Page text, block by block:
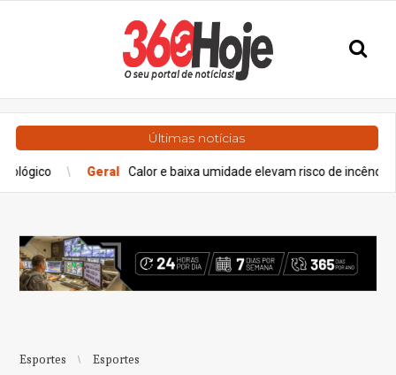
Últimas notícias
Geral Calor e baixa umidade elevam risco de incêndios em
Esportes Esportes